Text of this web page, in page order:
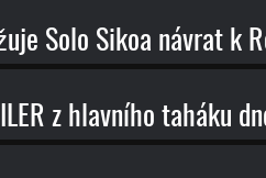
Solo Sikoa návrat k
z hlavního taháku